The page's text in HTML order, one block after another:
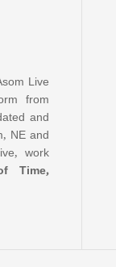
Live
from
and
NE and
work
Time,